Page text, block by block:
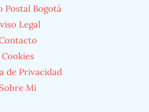
Postal Bogotá
Legal
Cookies
de Privacidad
Sobre Mi